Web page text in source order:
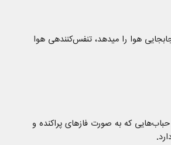
هوا را میدهد، تنفس‌کنندهی هوا
که به صورت فازهای پراکنده و